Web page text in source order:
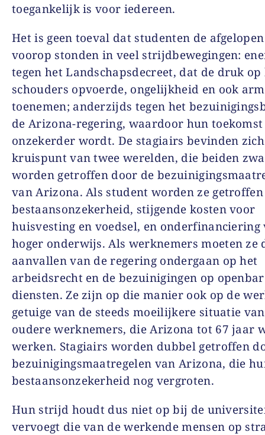
toegankelijk is voor iedereen.
Het is geen toeval dat studenten de
voorop stonden in veel strijdbewegingen:
tegen het Landschapsdecreet, dat de druk
schouders opvoerde, ongelijkheid en ook
toenemen; anderzijds tegen het
de Arizona-regering, waardoor hun toekomst
onzekerder wordt. De stagiairs bevinden
kruispunt van twee werelden, die beiden
worden getroffen door de
van Arizona. Als student worden ze
bestaansonzekerheid, stijgende kosten voor
huisvesting en voedsel, en onderfinanciering
hoger onderwijs. Als werknemers moeten ze
aanvallen van de regering ondergaan op het
arbeidsrecht en de bezuinigingen op
diensten. Ze zijn op die manier ook op de
getuige van de steeds moeilijkere situatie
oudere werknemers, die Arizona tot 67 jaar
werken. Stagiairs worden dubbel getroffen
bezuinigingsmaatregelen van Arizona, die
bestaansonzekerheid nog vergroten.
Hun strijd houdt dus niet op bij de
vervoegt die van de werkende mensen op